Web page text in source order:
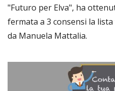
"Futuro per Elva", ha
fermata a 3 consensi la lista
da Manuela Mattalia.